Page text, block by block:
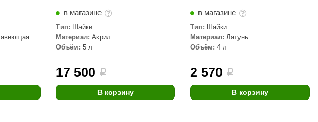
Baldus Kvimol
в магазине
Тип: Шайки
Материал: Акрил
Объём: 5 л
17 500 i
В корзину
в магазине
Тип: Шайки
Материал: Латунь
Объём: 4 л
2 570 i
В корзину